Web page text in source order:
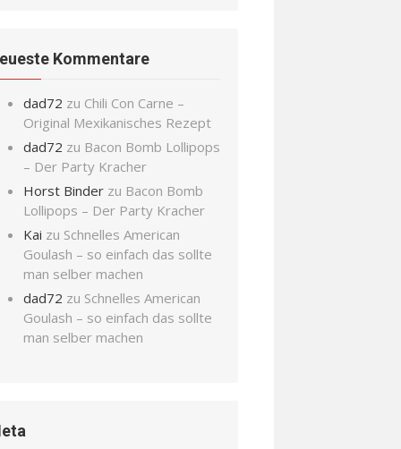
Kommentare
dad72 zu Chili Con Carne –
Original Mexikanisches Rezept
dad72 zu Bacon Bomb Lollipops
– Der Party Kracher
Horst Binder zu Bacon Bomb
Lollipops – Der Party Kracher
Kai zu Schnelles American
Goulash – so einfach das sollte
man selber machen
dad72 zu Schnelles American
Goulash – so einfach das sollte
man selber machen